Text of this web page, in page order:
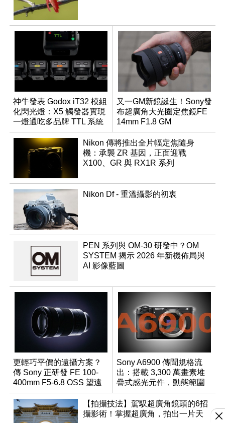
神牛發表 Godox iT32 模組
化閃光燈：X5 觸發器實現
一燈通吃多品牌 TTL 系統
又一GM新鏡誕生！Sony發
布超廣角大光圈定焦鏡FE
14mm F1.8 GM
Nikon 傳將推出全片幅定焦隨身
機：承襲 ZR 基因，正面迎戰
X100、GR 與 RX1R 系列
Nikon Df - 重溫攝影的初衷
PEN 系列與 OM-30 研發中？OM
SYSTEM 揭示 2026 年新機佈局與
AI 影像藍圖
更輕巧平價的遠攝方案？
傳 Sony 正研發 FE 100-
400mm F5-6.8 OSS 望遠
變焦鏡頭
Sony A6900 傳聞規格流
出：搭載 3,300 萬畫素堆
疊式感光元件，動態範圍
超過 15 級
【拍攝技法】駕馭超廣角鏡頭的6招
攝影術！掌握超廣角，拍出一片天